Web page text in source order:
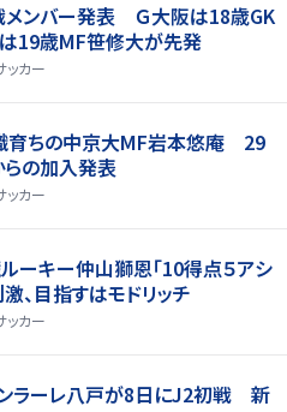
メンバー発表 Ｇ大阪は18歳GK
19歳MF笹修大が先発
ッカー
育ちの中京大MF岩本悠庵 29
の加入発表
ッカー
ルーキー仲山獅恩「10得点５アシ
、目指すはモドリッチ
ッカー
ラーレ八戸が8日にJ2初戦 新